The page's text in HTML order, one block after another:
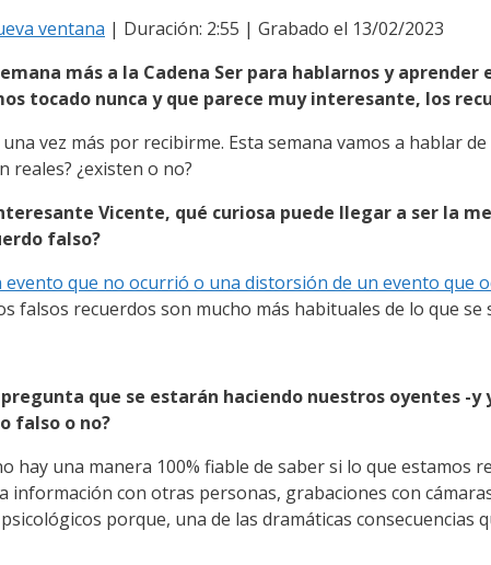
ventana | Duración: 2:55 | Grabado el 13/02/2023
más a la Cadena Ser para hablarnos y
tocado nunca y que parece muy interesante, los
una vez más por recibirme. Esta semana vamos a hablar
reales? ¿existen o no?
Vicente, qué curiosa puede llegar a ser la
falso?
evento que no ocurrió o una distorsión de un evento que
falsos recuerdos son mucho más habituales de lo que se
pregunta que se estarán haciendo nuestros oyentes -
falso o no?
hay una manera 100% fiable de saber si lo que estamos
información con otras personas, grabaciones con
porque, una de las dramáticas